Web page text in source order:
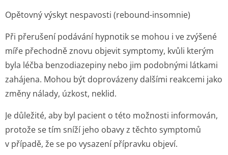
Opětovný výskyt nespavosti (rebound-insomnie)
Při přerušení podávání hypnotik se mohou i ve zvýšené
míře přechodně znovu objevit symptomy, kvůli kterým
byla léčba benzodiazepiny nebo jim podobnými látkami
zahájena. Mohou být doprovázeny dalšími reakcemi jako
změny nálady, úzkost, neklid.
Je důležité, aby byl pacient o této možnosti informován,
protože se tím sníží jeho obavy z těchto symptomů
v případě, že se po vysazení přípravku objeví.